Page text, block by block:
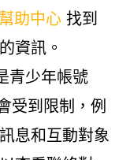
助中心找到
資訊。
青少年帳號
受到限制，例
息和互動對象